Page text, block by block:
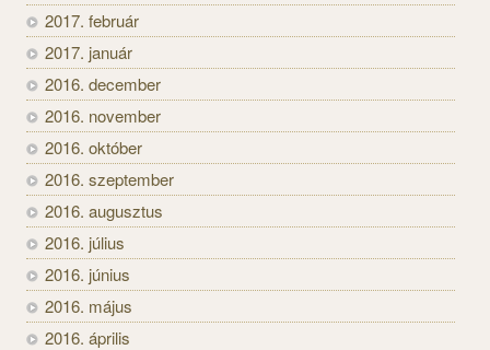
2017. február
2017. január
2016. december
2016. november
2016. október
2016. szeptember
2016. augusztus
2016. július
2016. június
2016. május
2016. április